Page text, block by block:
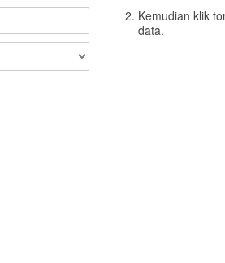
Kemudian klik
data.